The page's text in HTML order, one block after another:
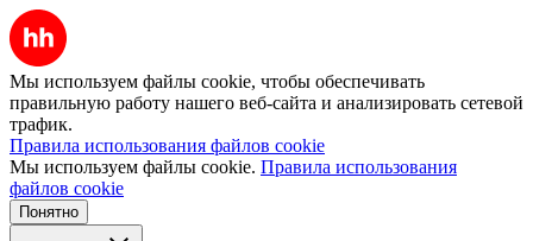
Мы используем файлы cookie, чтобы обеспечивать
правильную работу нашего веб-сайта и анализировать сетевой
трафик.
Правила использования файлов cookie
Мы используем файлы cookie. Правила использования
файлов cookie
Понятно